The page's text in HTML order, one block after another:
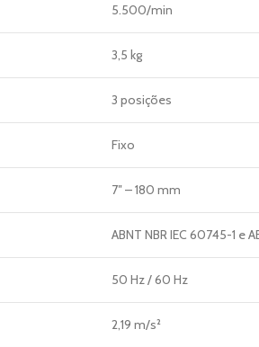
5.500/min
3,5 kg
3 posições
Fixo
7″ – 180 mm
ABNT NBR IEC 60745-1 e
50 Hz / 60 Hz
2,19 m/s²